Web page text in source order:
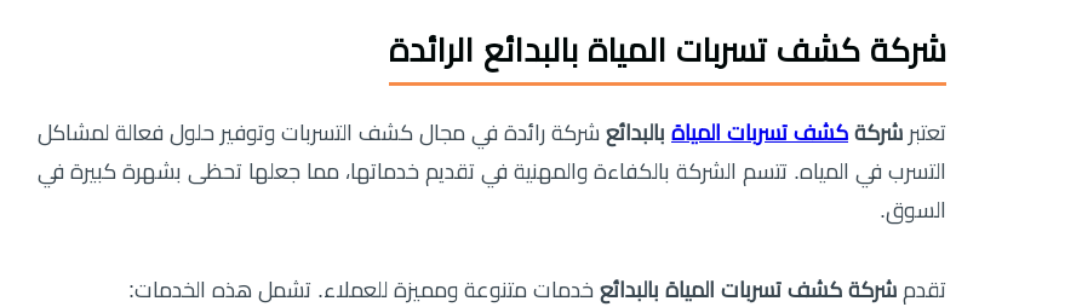
شركة كشف تسربات المياة بالبدائع الرائدة
تعتبر شركة كشف تسربات المياة بالبدائع شركة رائدة في مجال كشف التسربات وتوفير حلول فعالة لمشاكل
التسرب في المياه. تتسم الشركة بالكفاءة والمهنية في تقديم خدماتها، مما جعلها تحظى بشهرة كبيرة في
السوق.
تقدم شركة كشف تسربات المياة بالبدائع خدمات متنوعة ومميزة للعملاء. تشمل هذه الخدمات: